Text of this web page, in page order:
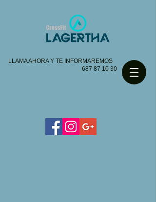
LLAMA AHORA Y TE INFORMAREMOS
687 87 10 30